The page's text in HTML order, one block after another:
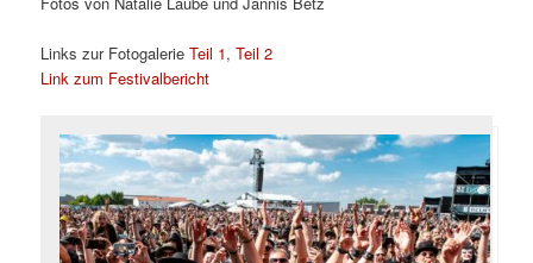
Links zur FotogalerieTeil 1,Teil 2
Link zum Festivalbericht